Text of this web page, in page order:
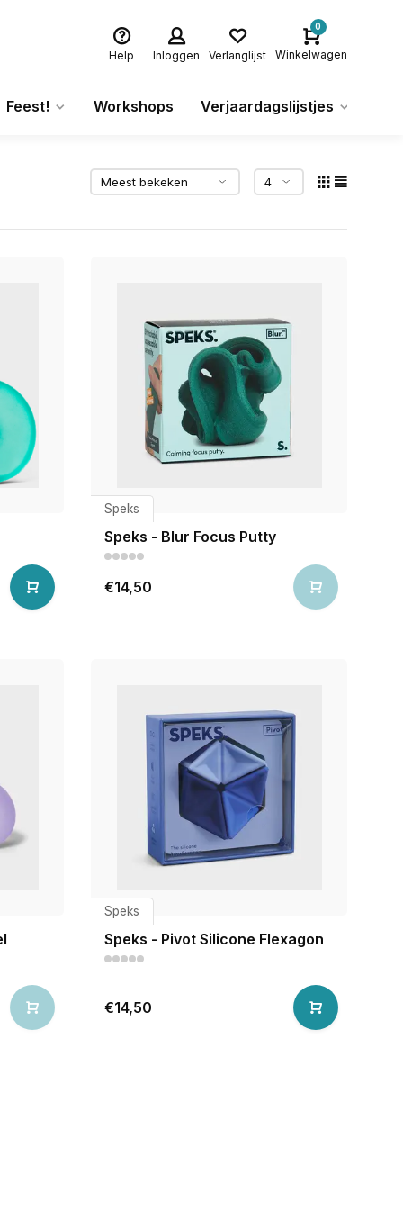
Help Inloggen Verlanglijst
0
Winkelwagen
Feest! Workshops Verjaardagslijstjes
Speks
Speks - Blur Focus Putty
€14,50
Speks
Speks - Pivot Silicone Flexagon
€14,50